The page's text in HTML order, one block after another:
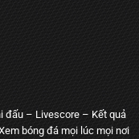
– Livescore – Kết quả
bóng đá mọi lúc mọi nơi